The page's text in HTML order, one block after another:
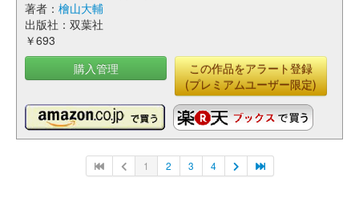
著者： 檜山大輔
出版社：双葉社
￥693
購入管理
この作品をアラート登録
(プレミアムユーザー限定)
1 2 3 4